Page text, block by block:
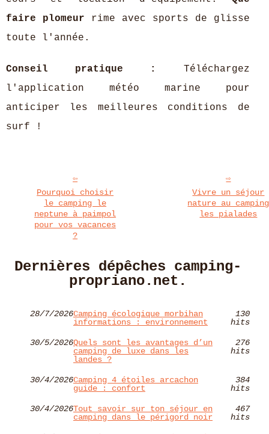
faire plomeur rime avec sports de glisse
toute l'année.
Conseil pratique :
Téléchargez
l'application météo marine pour
anticiper les meilleures conditions de
surf !
Pourquoi choisir
le camping le
neptune à paimpol
pour vos vacances
?
Vivre un séjour
nature au camping
les pialades
Dernières dépêches camping-
propriano.net.
28/7/2026Camping écologique morbihan
informations : environnement
130
hits
30/5/2026Quels sont les avantages d’un
camping de luxe dans les
landes ?
276
hits
30/4/2026Camping 4 étoiles arcachon
guide : confort
384
hits
30/4/2026Tout savoir sur ton séjour en
camping dans le périgord noir
467
hits